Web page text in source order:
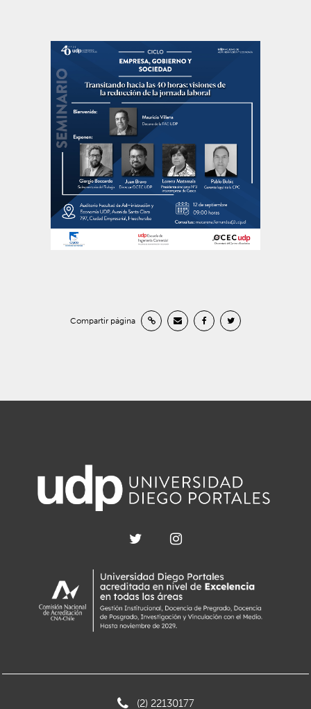
Compartir página
(2) 22130177